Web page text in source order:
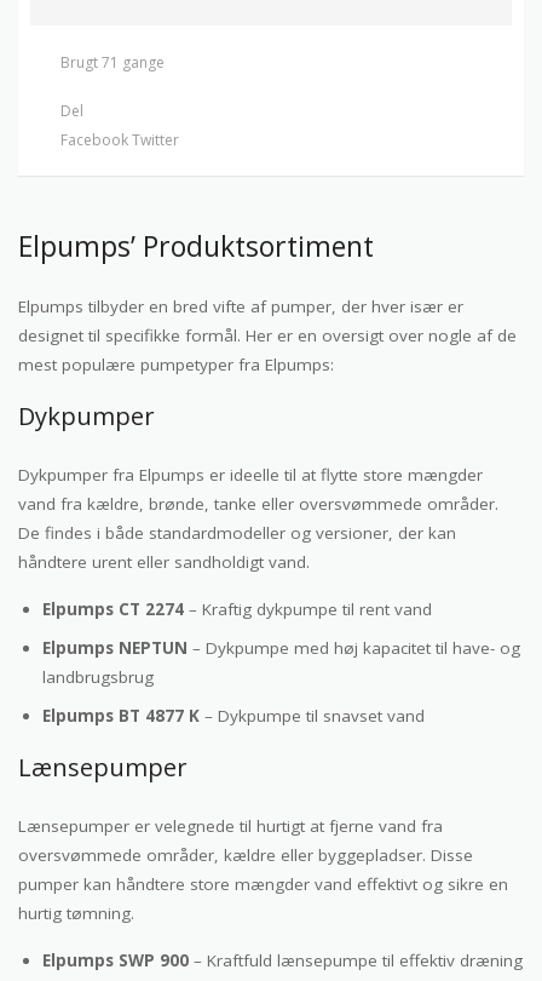
Brugt 71 gange
Del
FacebookTwitter
Elpumps’ Produktsortiment
Elpumps tilbyder en bred vifte af pumper, der hver især er
designet til specifikke formål. Her er en oversigt over nogle af de
mest populære pumpetyper fra Elpumps:
Dykpumper
Dykpumper fra Elpumps er ideelle til at flytte store mængder
vand fra kældre, brønde, tanke eller oversvømmede områder.
De findes i både standardmodeller og versioner, der kan
håndtere urent eller sandholdigt vand.
Elpumps CT 2274 – Kraftig dykpumpe til rent vand
Elpumps NEPTUN – Dykpumpe med høj kapacitet til have- og
landbrugsbrug
Elpumps BT 4877 K – Dykpumpe til snavset vand
Lænsepumper
Lænsepumper er velegnede til hurtigt at fjerne vand fra
oversvømmede områder, kældre eller byggepladser. Disse
pumper kan håndtere store mængder vand effektivt og sikre en
hurtig tømning.
Elpumps SWP 900 – Kraftfuld lænsepumpe til effektiv dræning